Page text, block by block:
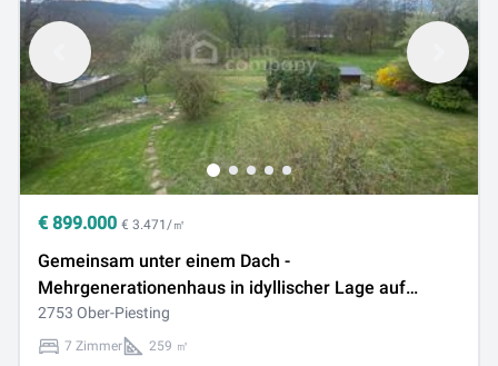
€ 899.000 € 3.471/㎡
Gemeinsam unter einem Dach -
Mehrgenerationenhaus in idyllischer Lage auf
großem Grundstück
2753 Ober-Piesting
7 Zimmer 259 ㎡